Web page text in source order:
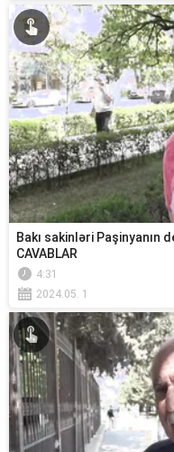
Bakı sakinləri Paşinyanın
CAVABLAR
4:31
2024.05. 1